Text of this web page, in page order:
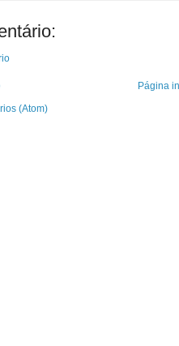
Página
(Atom)